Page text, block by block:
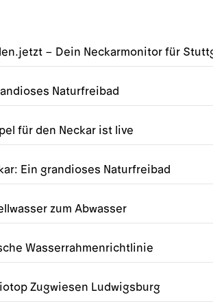
– Dein Neckarmonitor für
Naturfreibad
für den Neckar ist live
Ein grandioses Naturfreibad
zum Abwasser
Wasserrahmenrichtlinie
Zugwiesen Ludwigsburg